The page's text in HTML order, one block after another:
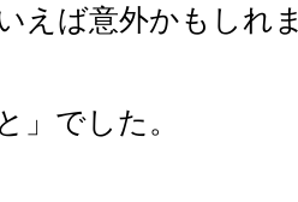
えば意外かもしれ
」でした。